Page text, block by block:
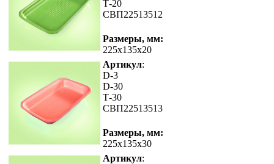
Т-20
СВП22513512
Размеры, мм:
225x135x20
Артикул:
D-3
D-30
Т-30
СВП22513513
Размеры, мм:
225x135x30
Артикул: